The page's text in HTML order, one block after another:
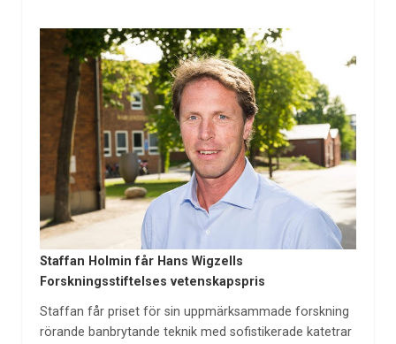
Staffan Holmin får Hans Wigzells
Forskningsstiftelses vetenskapspris
Staffan får priset för sin uppmärksammade forskning
rörande banbrytande teknik med sofistikerade katetrar